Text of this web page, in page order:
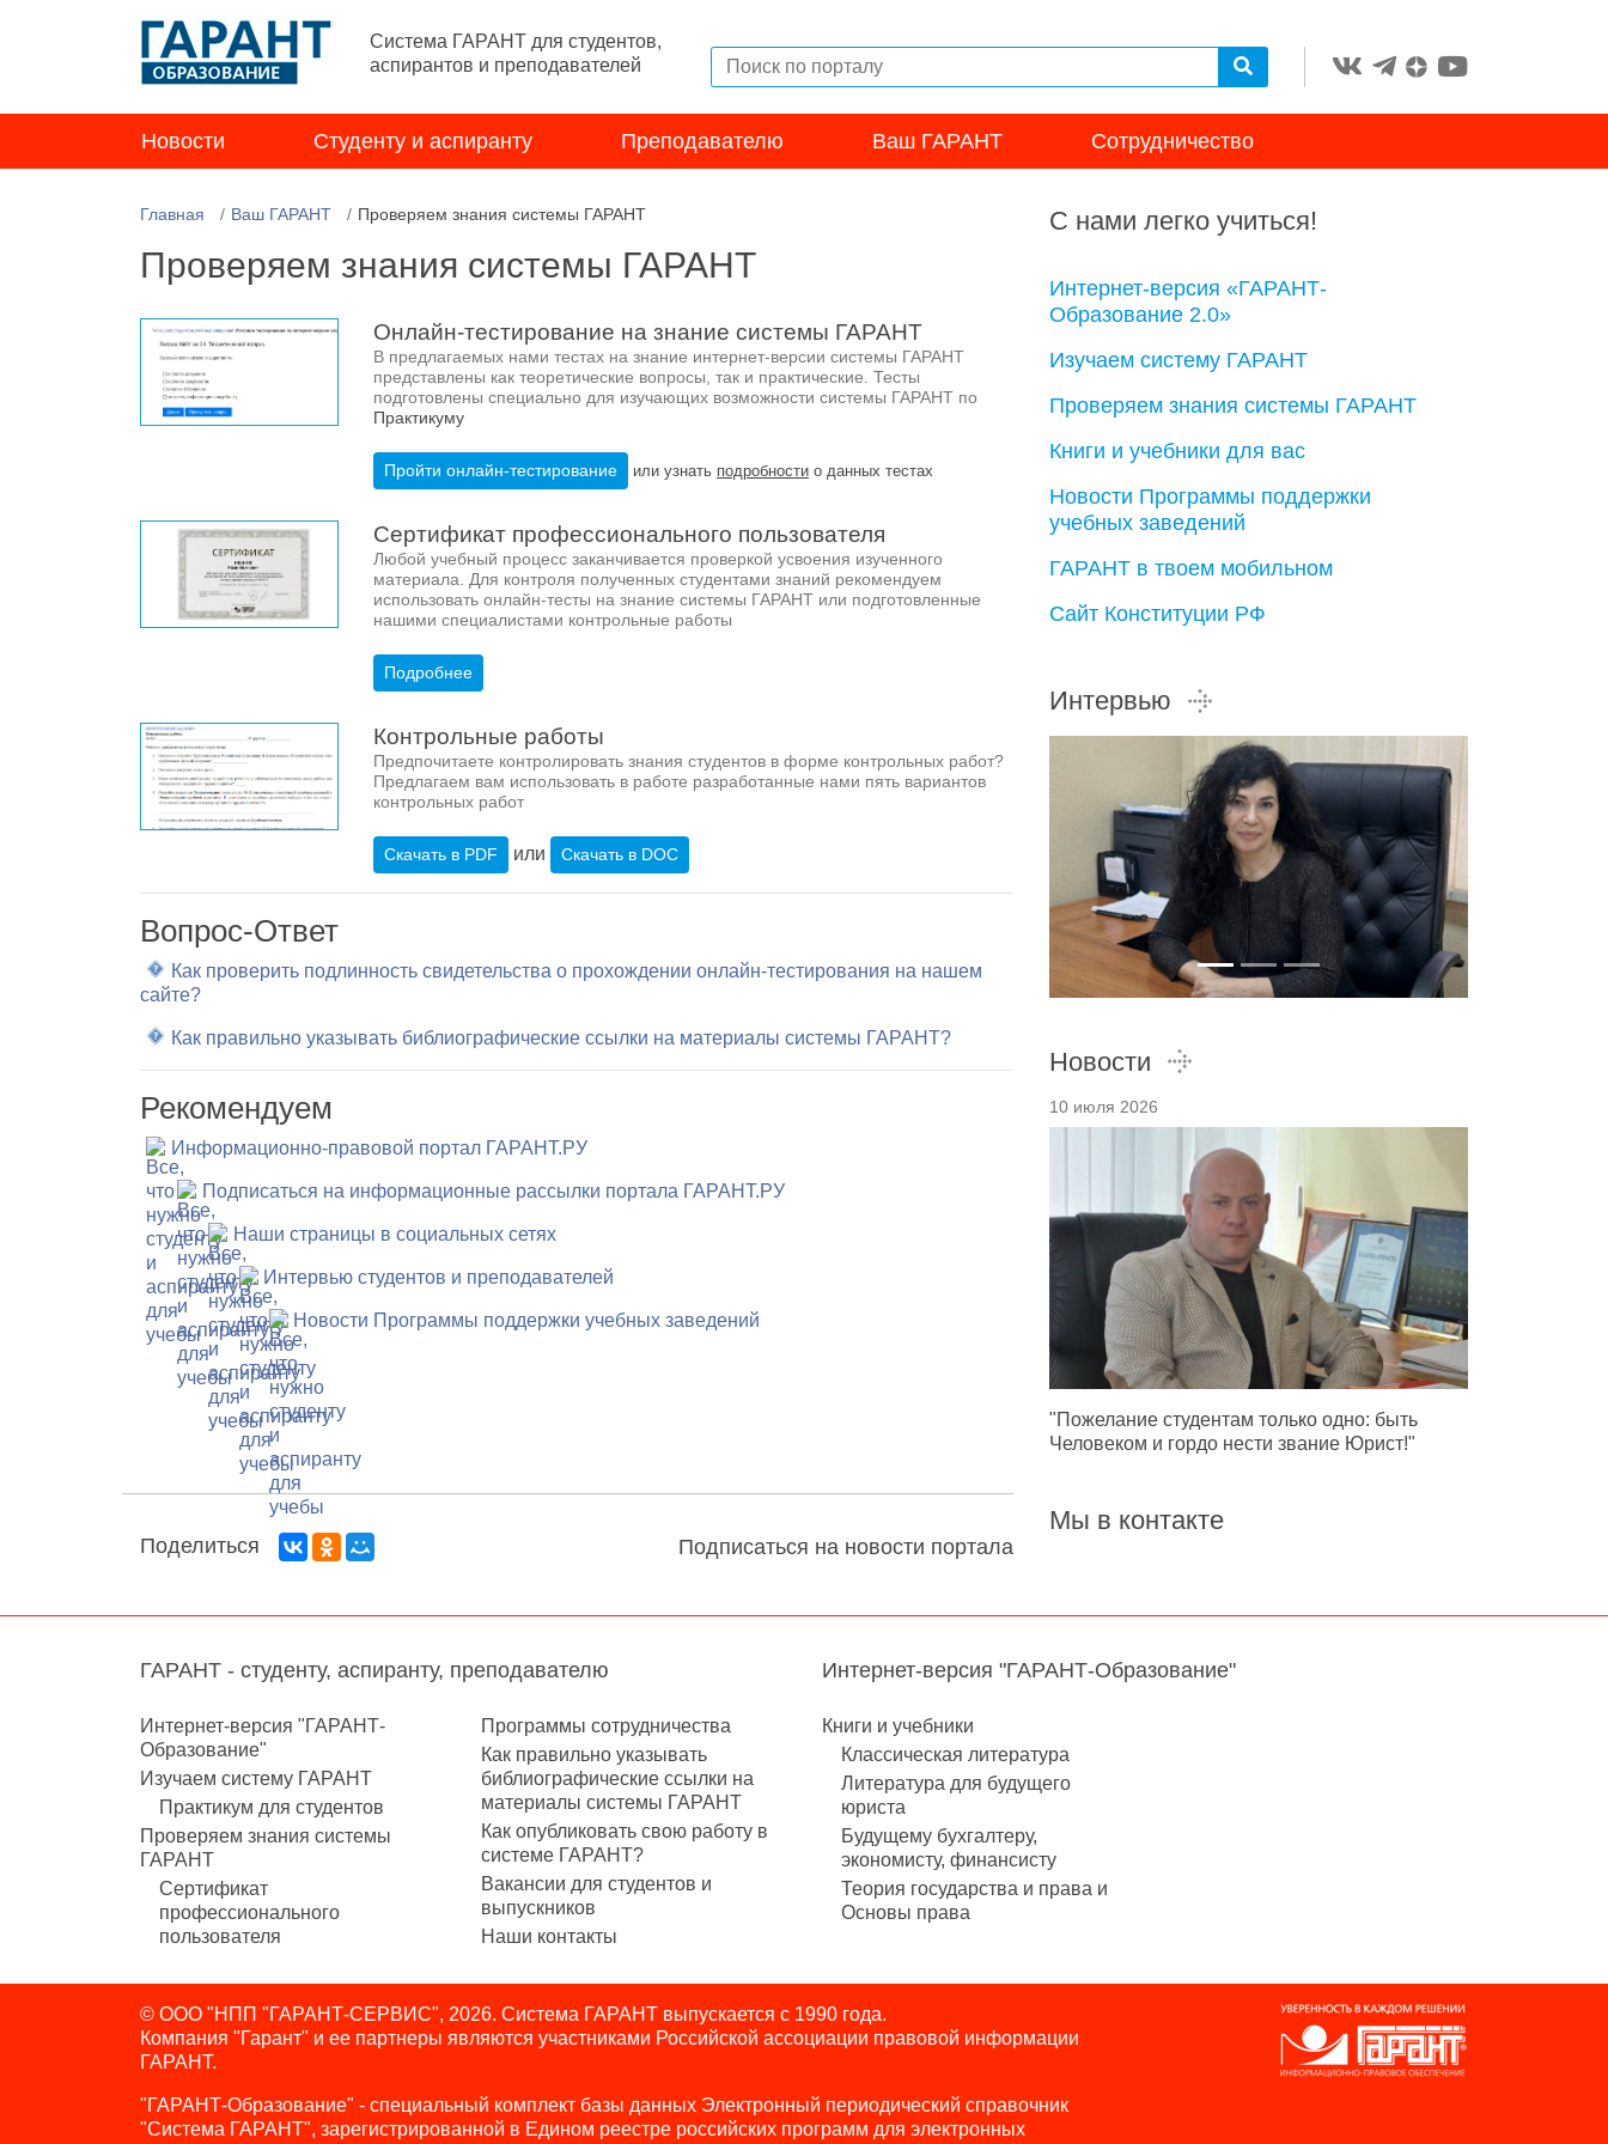
Система ГАРАНТ для студентов,
аспирантов и преподавателей
Новости Студенту и аспиранту Преподавателю Ваш ГАРАНТ Сотрудничество
Главная Ваш ГАРАНТ Проверяем знания системы ГАРАНТ
Проверяем знания системы ГАРАНТ
Онлайн-тестирование на знание системы ГАРАНТ
В предлагаемых нами тестах на знание интернет-версии системы ГАРАНТ
представлены как теоретические вопросы, так и практические. Тесты
подготовлены специально для изучающих возможности системы ГАРАНТ по
Практикуму
Пройти онлайн-тестирование или узнать подробности о данных тестах
Сертификат профессионального пользователя
Любой учебный процесс заканчивается проверкой усвоения изученного
материала. Для контроля полученных студентами знаний рекомендуем
использовать онлайн-тесты на знание системы ГАРАНТ или подготовленные
нашими специалистами контрольные работы
Подробнее
Контрольные работы
Предпочитаете контролировать знания студентов в форме контрольных работ?
Предлагаем вам использовать в работе разработанные нами пять вариантов
контрольных работ
Скачать в PDF или Скачать в DOC
Вопрос-Ответ
Как проверить подлинность свидетельства о прохождении онлайн-тестирования на нашем
сайте?
Как правильно указывать библиографические ссылки на материалы системы ГАРАНТ?
Рекомендуем
Информационно-правовой портал ГАРАНТ.РУ
Подписаться на информационные рассылки портала ГАРАНТ.РУ
Наши страницы в социальных сетях
Интервью студентов и преподавателей
Новости Программы поддержки учебных заведений
Поделиться Подписаться на новости портала
С нами легко учиться!
Интернет-версия «ГАРАНТ-
Образование 2.0»
Изучаем систему ГАРАНТ
Проверяем знания системы ГАРАНТ
Книги и учебники для вас
Новости Программы поддержки
учебных заведений
ГАРАНТ в твоем мобильном
Сайт Конституции РФ
Интервью
Новости
10 июля 2026
"Пожелание студентам только одно: быть
Человеком и гордо нести звание Юрист!"
Мы в контакте
ГАРАНТ - студенту, аспиранту, преподавателю
Интернет-версия "ГАРАНТ-
Образование"
Изучаем систему ГАРАНТ
Практикум для студентов
Проверяем знания системы
ГАРАНТ
Сертификат
профессионального
пользователя
Программы сотрудничества
Как правильно указывать
библиографические ссылки на
материалы системы ГАРАНТ
Как опубликовать свою работу в
системе ГАРАНТ?
Вакансии для студентов и
выпускников
Наши контакты
Интернет-версия "ГАРАНТ-Образование"
Книги и учебники
Классическая литература
Литература для будущего
юриста
Будущему бухгалтеру,
экономисту, финансисту
Теория государства и права и
Основы права
© ООО "НПП "ГАРАНТ-СЕРВИС", 2026. Система ГАРАНТ выпускается с 1990 года.
Компания "Гарант" и ее партнеры являются участниками Российской ассоциации правовой информации
ГАРАНТ.
"ГАРАНТ-Образование" - специальный комплект базы данных Электронный периодический справочник
"Система ГАРАНТ", зарегистрированной в Едином реестре российских программ для электронных